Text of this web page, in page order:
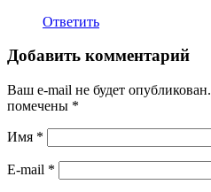
Ответить
Добавить комментарий
Ваш e-mail не будет опубликован.
помечены *
Имя *
E-mail *